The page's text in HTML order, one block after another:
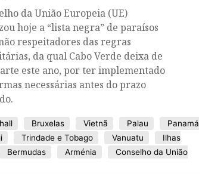
da União Europeia (UE)
hoje a “lista negra” de paraísos
respeitadores das regras
da qual Cabo Verde deixa de
este ano, por ter implementado
necessárias antes do prazo
Bruxelas Vietnã Palau
Panamá
Trindade e Tobago Vanuatu
Ilhas
Bermudas Arménia
Conselho da União